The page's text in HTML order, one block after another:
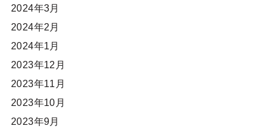
2024年3月
2024年2月
2024年1月
2023年12月
2023年11月
2023年10月
2023年9月